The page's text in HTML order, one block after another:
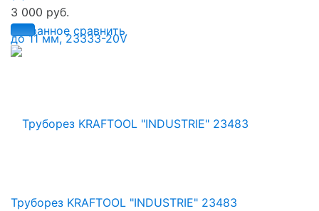
избранное сравнить
3 000 руб.
Труборез KRAFTOOL "INDUSTRIE" 23483